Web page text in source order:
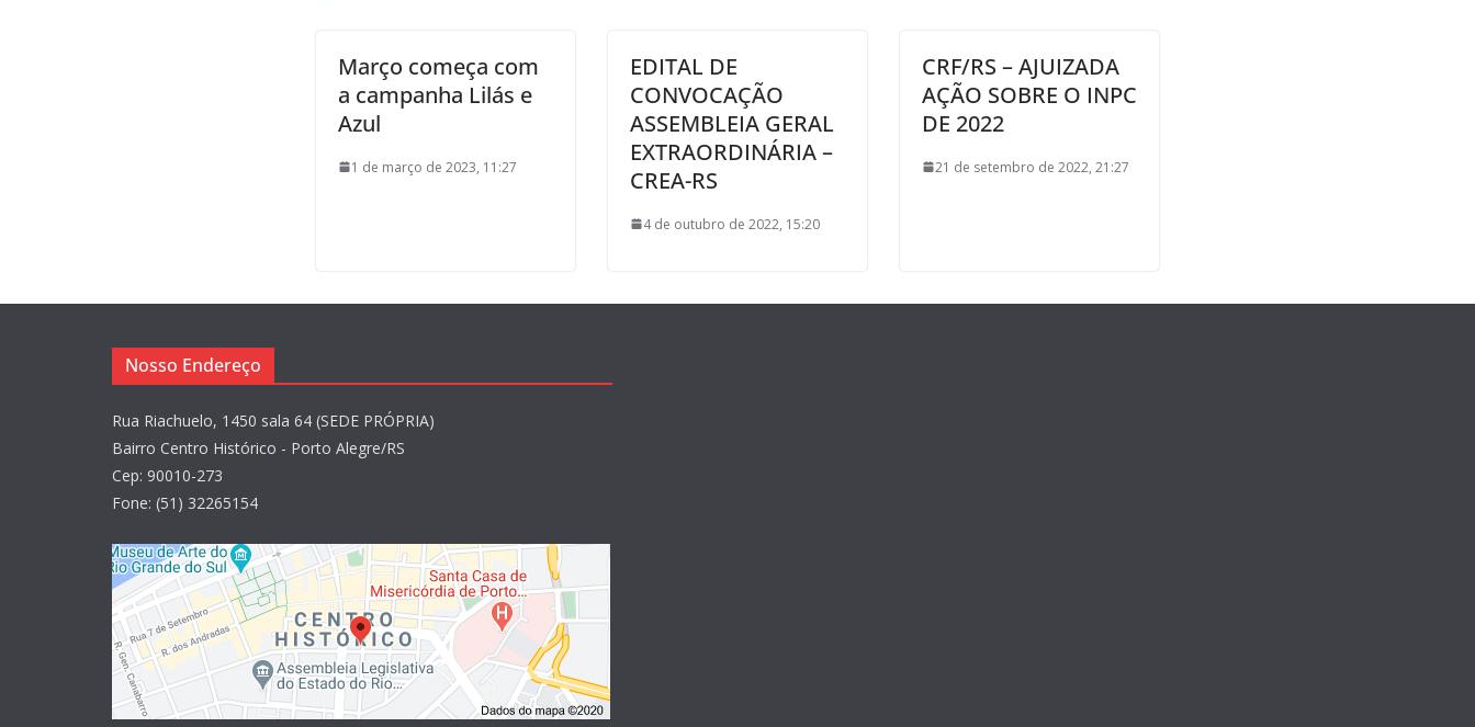
Março começa com
a campanha Lilás e
Azul
1 de março de 2023, 11:27
EDITAL DE
CONVOCAÇÃO
ASSEMBLEIA GERAL
EXTRAORDINÁRIA –
CREA-RS
4 de outubro de 2022, 15:20
CRF/RS – AJUIZADA
AÇÃO SOBRE O INPC
DE 2022
21 de setembro de 2022, 21:27
Nosso Endereço
Rua Riachuelo, 1450 sala 64 (SEDE PRÓPRIA)
Bairro Centro Histórico - Porto Alegre/RS
Cep: 90010-273
Fone: (51) 32265154